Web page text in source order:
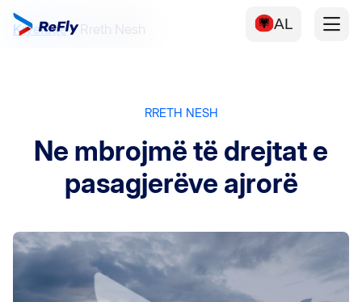
AL
Kryefaqe Rreth Nesh
RRETH NESH
Ne mbrojmë të drejtat e
pasagjerëve ajrorë